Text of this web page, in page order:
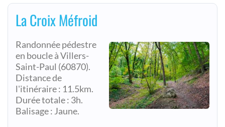
La Croix Méfroid
Randonnée pédestre
en boucle à Villers-
Saint-Paul (60870).
Distance de
l'itinéraire : 11.5km.
Durée totale : 3h.
Balisage : Jaune.